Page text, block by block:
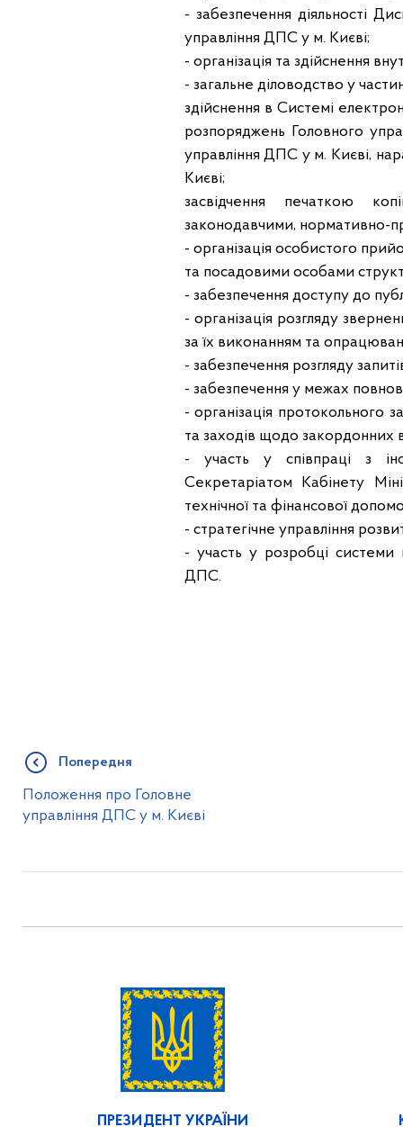
- забезпечення діяльності
управління ДПС у м. Києві;
- організація та здійснення
- загальне діловодство у
здійснення в Системі
розпоряджень Головного
управління ДПС у м. Києві,
Києві;
засвідчення печаткою
законодавчими, нормативно-
- організація особистого
та посадовими особами
- забезпечення доступу до
- організація розгляду
за їх виконанням та
- забезпечення розгляду
- забезпечення у межах
- організація
та заходів щодо закордонних
- участь у співпраці з
Секретаріатом Кабінету
технічної та фінансової
- стратегічне управління
- участь у розробці системи
ДПС.
Попередня
Положення про Головне
управління ДПС у м. Києві
ПРЕЗИДЕНТ УКРАЇНИ